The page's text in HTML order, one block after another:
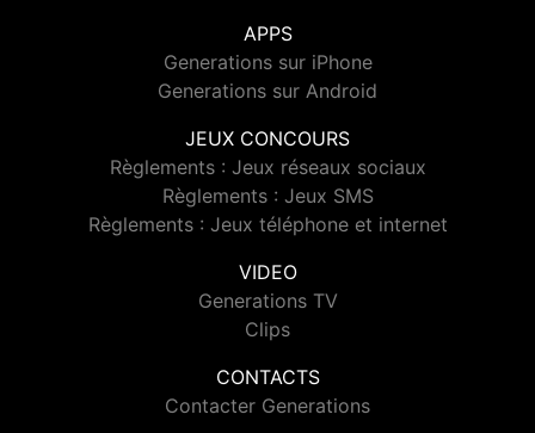
APPS
Generations sur iPhone
Generations sur Android
JEUX CONCOURS
Règlements : Jeux réseaux sociaux
Règlements : Jeux SMS
Règlements : Jeux téléphone et internet
VIDEO
Generations TV
Clips
CONTACTS
Contacter Generations